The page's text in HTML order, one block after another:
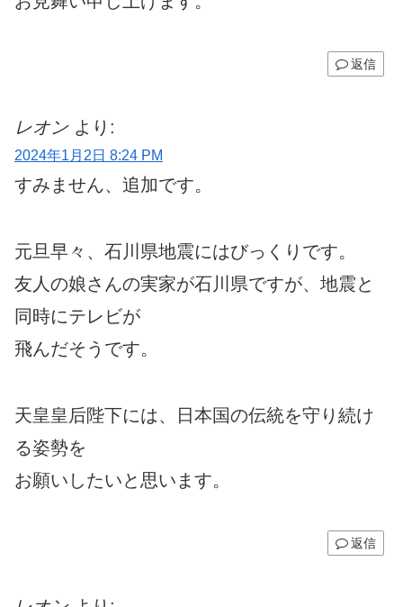
返信
レオン より:
2024年1月2日 8:24 PM
すみません、追加です。
元旦早々、石川県地震にはびっくりです。
友人の娘さんの実家が石川県ですが、地震と
同時にテレビが
飛んだそうです。
天皇皇后陛下には、日本国の伝統を守り続け
る姿勢を
お願いしたいと思います。
返信